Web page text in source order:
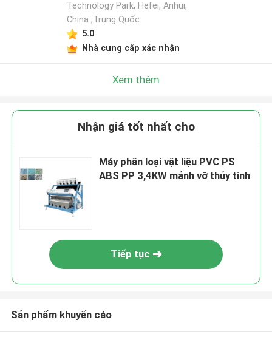
Technology Park, Hefei, Anhui,
China ,Trung Quốc
5.0
Nhà cung cấp xác nhận
Xem thêm
Nhận giá tốt nhất cho
Máy phân loại vật liệu PVC PS
ABS PP 3,4KW mảnh vỡ thủy tinh
Tiếp tục
Sản phẩm khuyến cáo